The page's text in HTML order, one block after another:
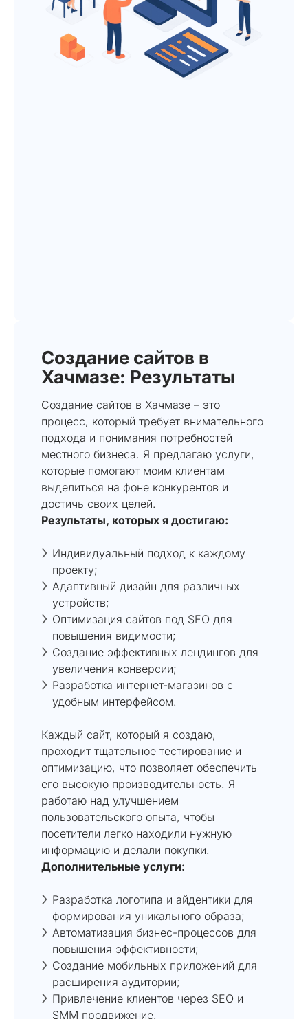
Создание сайтов в
Хачмазе: Результаты
Создание сайтов в Хачмазе – это
процесс, который требует внимательного
подхода и понимания потребностей
местного бизнеса. Я предлагаю услуги,
которые помогают моим клиентам
выделиться на фоне конкурентов и
достичь своих целей.
Результаты, которых я достигаю:
Индивидуальный подход к каждому
проекту;
Адаптивный дизайн для различных
устройств;
Оптимизация сайтов под SEO для
повышения видимости;
Создание эффективных лендингов для
увеличения конверсии;
Разработка интернет-магазинов с
удобным интерфейсом.
Каждый сайт, который я создаю,
проходит тщательное тестирование и
оптимизацию, что позволяет обеспечить
его высокую производительность. Я
работаю над улучшением
пользовательского опыта, чтобы
посетители легко находили нужную
информацию и делали покупки.
Дополнительные услуги:
Разработка логотипа и айдентики для
формирования уникального образа;
Автоматизация бизнес-процессов для
повышения эффективности;
Создание мобильных приложений для
расширения аудитории;
Привлечение клиентов через SEO и
SMM продвижение.